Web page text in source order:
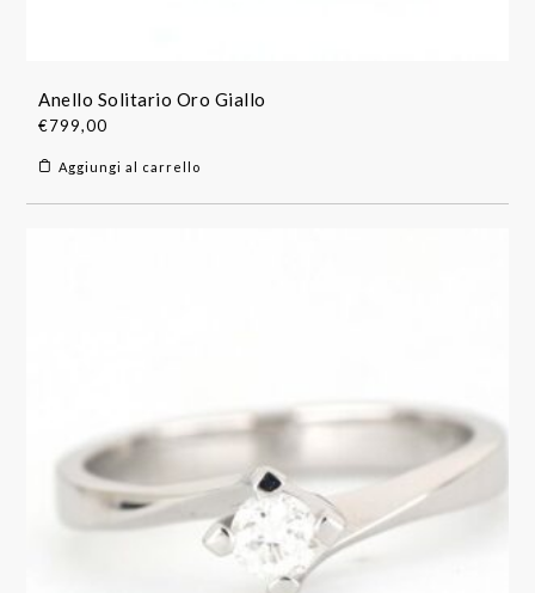
Anello Solitario Oro Giallo
€799,00
Aggiungi al carrello